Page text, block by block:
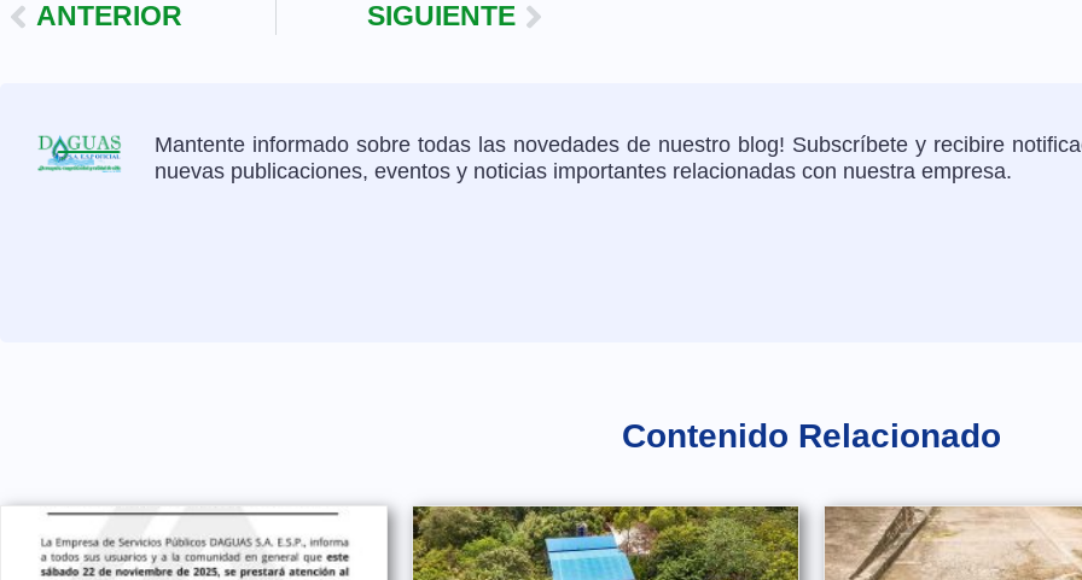
ANTERIOR SIGUIENTE
Mantente informado sobre todas las novedades de nuestro blog! Subscríbete y recibire
nuevas publicaciones, eventos y noticias importantes relacionadas con nuestra empresa.
Contenido Relacionado